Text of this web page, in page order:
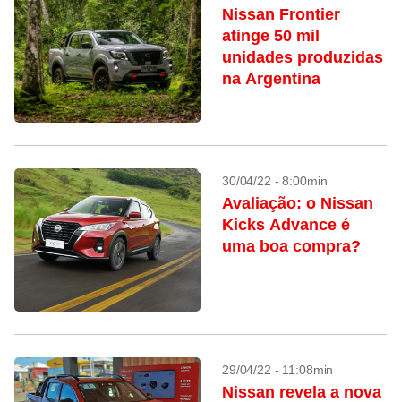
Nissan Frontier
atinge 50 mil
unidades produzidas
na Argentina
30/04/22 - 8:00min
Avaliação: o Nissan
Kicks Advance é
uma boa compra?
29/04/22 - 11:08min
Nissan revela a nova